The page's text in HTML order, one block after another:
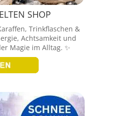
SHOP
Trinkflaschen &
Achtsamkeit und
Magie im Alltag. ✨